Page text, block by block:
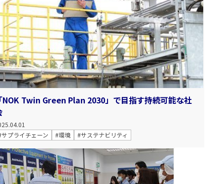
NOK Twin Green Plan 2030」で目指す持続可能な社
プライチェーン
#環境 #サステナビリティ